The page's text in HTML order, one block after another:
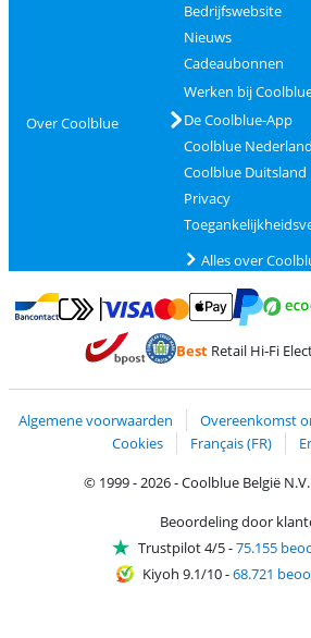
Over Coolblue
Bedrijfswebsite
Nieuws
Cadeaubonnen
Werken bij
De Coolblue-App
Coolblue Nederland
Coolblue Duitsland
Privacy
Alles over
Betalen met Bancontact
Betalen met MasterCard en Visa via
Betalen met
BestRetail Hi-Fi
Algemene voorwaarden Overeenkomst
Cookies
Français (FR)
© 1999 - 2026 - Coolblue België
Beoordeling door
Trustpilot 4/5-75.155
Kiyoh 9.1/10-68.721